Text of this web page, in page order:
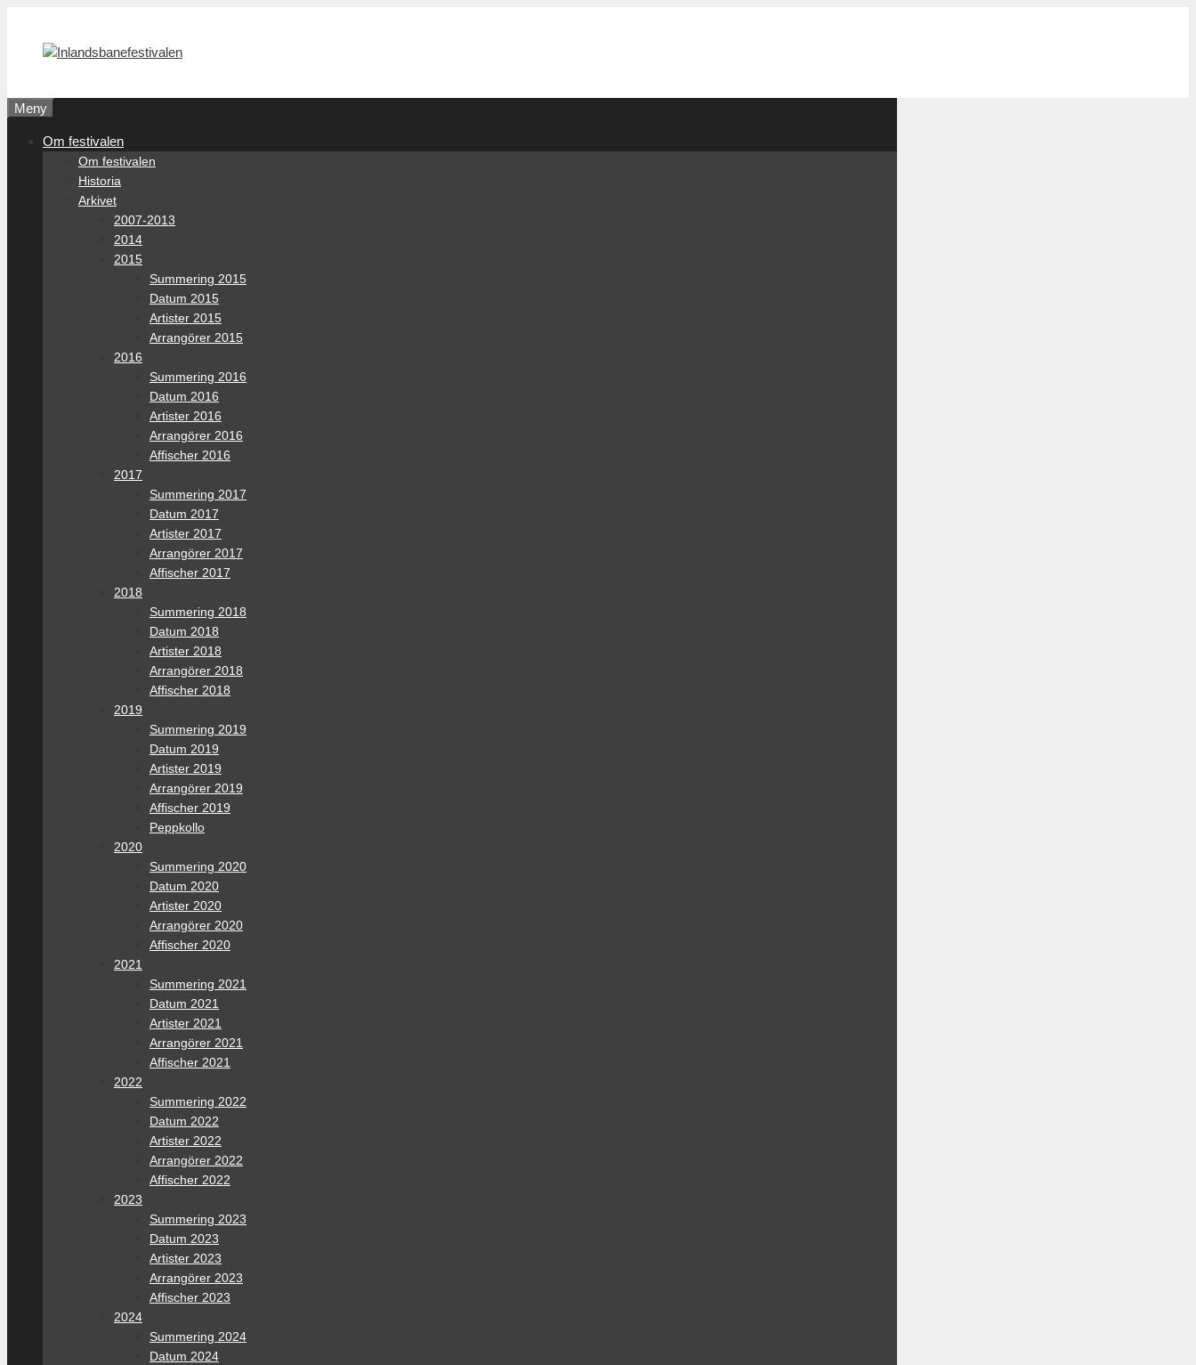
innehåll
Meny
Om festivalen
Om festivalen
Historia
Arkivet
2007-2013
2014
2015
Summering 2015
Datum 2015
Artister 2015
Arrangörer 2015
2016
Summering 2016
Datum 2016
Artister 2016
Arrangörer 2016
Affischer 2016
2017
Summering 2017
Datum 2017
Artister 2017
Arrangörer 2017
Affischer 2017
2018
Summering 2018
Datum 2018
Artister 2018
Arrangörer 2018
Affischer 2018
2019
Summering 2019
Datum 2019
Artister 2019
Arrangörer 2019
Affischer 2019
Peppkollo
2020
Summering 2020
Datum 2020
Artister 2020
Arrangörer 2020
Affischer 2020
2021
Summering 2021
Datum 2021
Artister 2021
Arrangörer 2021
Affischer 2021
2022
Summering 2022
Datum 2022
Artister 2022
Arrangörer 2022
Affischer 2022
2023
Summering 2023
Datum 2023
Artister 2023
Arrangörer 2023
Affischer 2023
2024
Summering 2024
Datum 2024